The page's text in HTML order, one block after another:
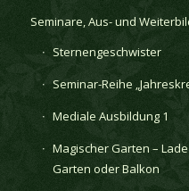
Seminare, Aus- und
Sternengeschwister
Seminar-Reihe
Mediale Ausbildung 1
Magischer Garten –
Garten oder Balkon